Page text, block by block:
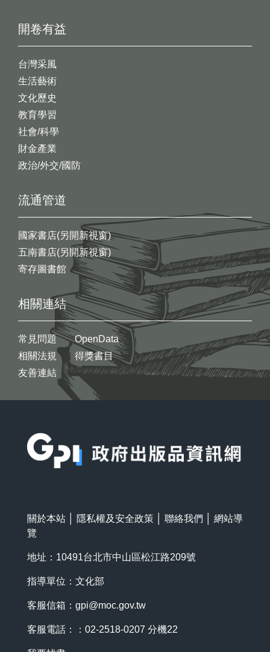
開卷有益
台灣采風
生活藝術
文化歷史
教育學習
社會/科學
財金產業
政治/外交/國防
流通管道
國家書店(另開新視窗)
五南書店(另開新視窗)
寄存圖書館
相關連結
常見問題
相關法規
友善連結
OpenData
得獎書目
關於本站 隱私權及安全政策 聯絡我們
網站導
覽
地址：10491台北市中山區松江路209號
指導單位：文化部
客服信箱： gpi@moc.gov.tw
客服電話：：02-2518-0207 分機22